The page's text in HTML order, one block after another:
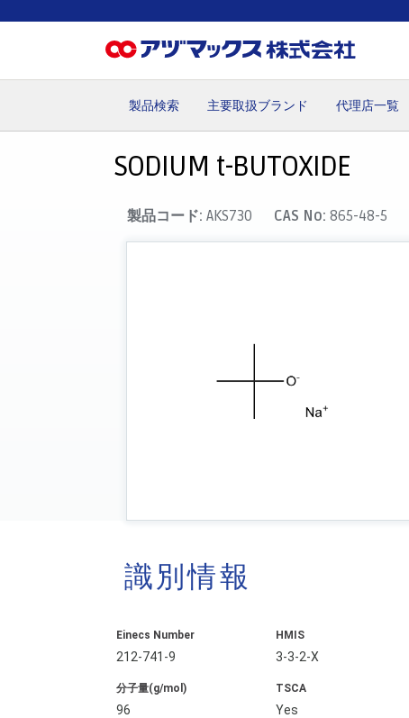
製品検索 主要取扱ブランド 代理店一覧
SODIUM t-BUTOXIDE
製品コード:AKS730 CAS No:865-48-5
識別情報
Einecs Number
212-741-9
HMIS
3-3-2-X
分子量(g/mol)
96
TSCA
Yes